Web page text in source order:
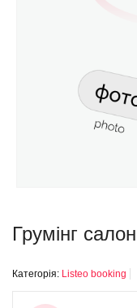
Грумінг
Категорія: Listeo booking